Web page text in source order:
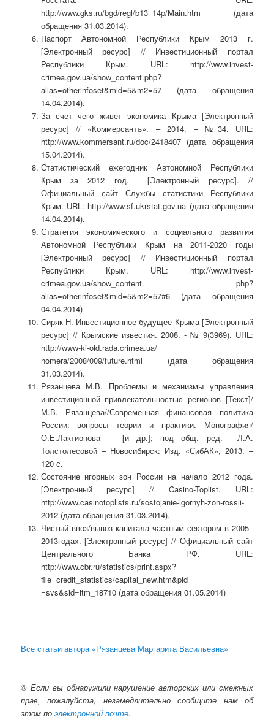
http://www.gks.ru/bgd/regl/b13_14p/Main.htm (дата
обращения 31.03.2014).
Паспорт Автономной Республики Крым 2013 г.
[Электронный ресурс] // Инвестиционный портал
Республики Крым. URL: http://www.invest-
сrimea.gov.ua/show_content.php?
alias=otherinfoset&mid=5&m2=57 (дата обращения
14.04.2014).
За счет чего живет экономика Крыма [Электронный
ресурс] // «Коммерсантъ». – 2014. – №34. URL:
http://www.kommersant.ru/doc/2418407 (дата обращения
15.04.2014).
Статистический ежегодник Автономной Республики
Крым за 2012 год. [Электронный ресурс]. //
Официальный сайт Службы статистики Республики
Крым. URL: http://www.sf.ukrstat.gov.ua (дата обращения
14.04.2014).
Стратегия экономического и социального развития
Автономной Республики Крым на 2011-2020 годы
[Электронный ресурс] // Инвестиционный портал
Республики Крым. URL: http://www.invest-
crimea.gov.ua/show_content. php?
alias=otherinfoset&mid=5&m2=57#6 (дата обращения
04.04.2014)
Сиряк Н. Инвестиционное будущее Крыма [Электронный
ресурс] // Крымские известия. 2008. - № 9(3969). URL:
http://www-ki-old.rada.crimea.ua/
nomera/2008/009/future.html (дата обращения
31.03.2014).
Рязанцева М.В. Проблемы и механизмы управления
инвестиционной привлекательностью регионов [Текст]/
М.В. Рязанцева//Современная финансовая политика
России: вопросы теории и практики. Монография/
О.Е.Лактионова [и др.]; под общ. ред. Л.А.
Толстолесовой – Новосибирск: Изд. «СибАК», 2013. –
120 с.
Состояние игорных зон России на начало 2012 года.
[Электронный ресурс] // Casino-Toplist. URL:
http://www.casinotoplists.ru/sostojanie-igornyh-zon-rossii-
2012 (дата обращения 31.03.2014).
Чистый ввоз/вывоз капитала частным сектором в 2005–
2013годах. [Электронный ресурс] // Официальный сайт
Центрального Банка РФ. URL:
http://www.cbr.ru/statistics/print.aspx?
file=credit_statistics/capital_new.htm&pid
=svs&sid=itm_18710 (дата обращения 01.05.2014)
Все статьи автора «Рязанцева Маргарита Васильевна»
© Если вы обнаружили нарушение авторских или смежных
прав, пожалуйста, незамедлительно сообщите нам об
этом поэлектронной почте.